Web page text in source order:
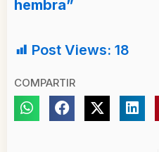
hembra”
Post Views: 18
COMPARTIR